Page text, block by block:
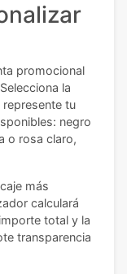
promocional
la
tu
negro
o rosa claro,
más
calculará
total y la
transparencia